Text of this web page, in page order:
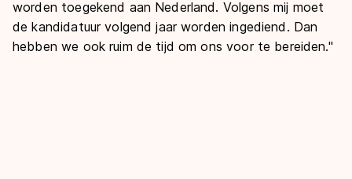
worden toegekend aan Nederland. Volgens mij moet
de kandidatuur volgend jaar worden ingediend. Dan
hebben we ook ruim de tijd om ons voor te bereiden."